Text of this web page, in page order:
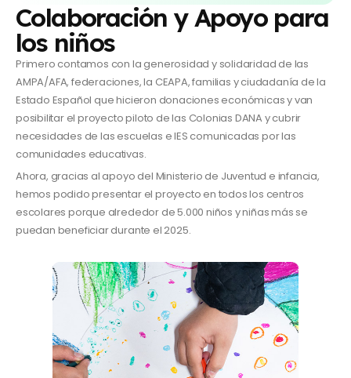
Colaboración y Apoyo para
los niños
Primero contamos con la generosidad y solidaridad de las
AMPA/AFA, federaciones, la CEAPA, familias y ciudadanía de la
Estado Español que hicieron donaciones económicas y van
posibilitar el proyecto piloto de las Colonias DANA y cubrir
necesidades de las escuelas e IES comunicadas por las
comunidades educativas.
Ahora, gracias al apoyo del Ministerio de Juventud e infancia,
hemos podido presentar el proyecto en todos los centros
escolares porque alrededor de 5.000 niños y niñas más se
puedan beneficiar durante el 2025.